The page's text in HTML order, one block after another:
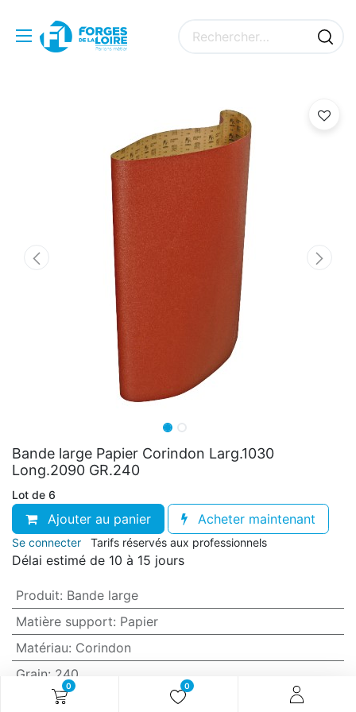
0 0
Bande large Papier Corindon Larg.1030
Long.2090 GR.240
Lot de 6
Ajouter au panier Acheter maintenant
Se connecter Tarifs réservés aux professionnels
Délai estimé de 10 à 15 jours
Produit: Bande large
Matière support: Papier
Matériau: Corindon
Grain: 240
Anti-encrassement
Non (standard)